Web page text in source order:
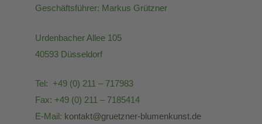
Geschäftsführer: Markus Grützner
Urdenbacher Allee 105
40593 Düsseldorf
Tel: +49 (0) 211 – 717983
Fax: +49 (0) 211 – 7185414
E-Mail: kontakt@gruetzner-blumenkunst.de